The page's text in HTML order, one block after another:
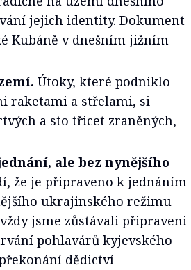
jejich identity. Dokument
Kubáně v dnešním jižním
Útoky, které podniklo
raketami a střelami, si
a sto třicet zraněných,
ale bez nynějšího
že je připraveno k jednáním
ukrajinského režimu
jsme zůstávali připraveni
pohlavárů kyjevského
dědictví